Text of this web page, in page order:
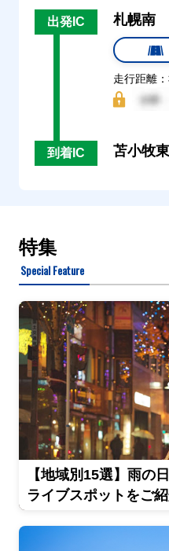
出発IC 札幌南
走行距離：
到着IC 苫小牧東
特集
Special Feature
【地域別15選】雨の
ライブスポットをご